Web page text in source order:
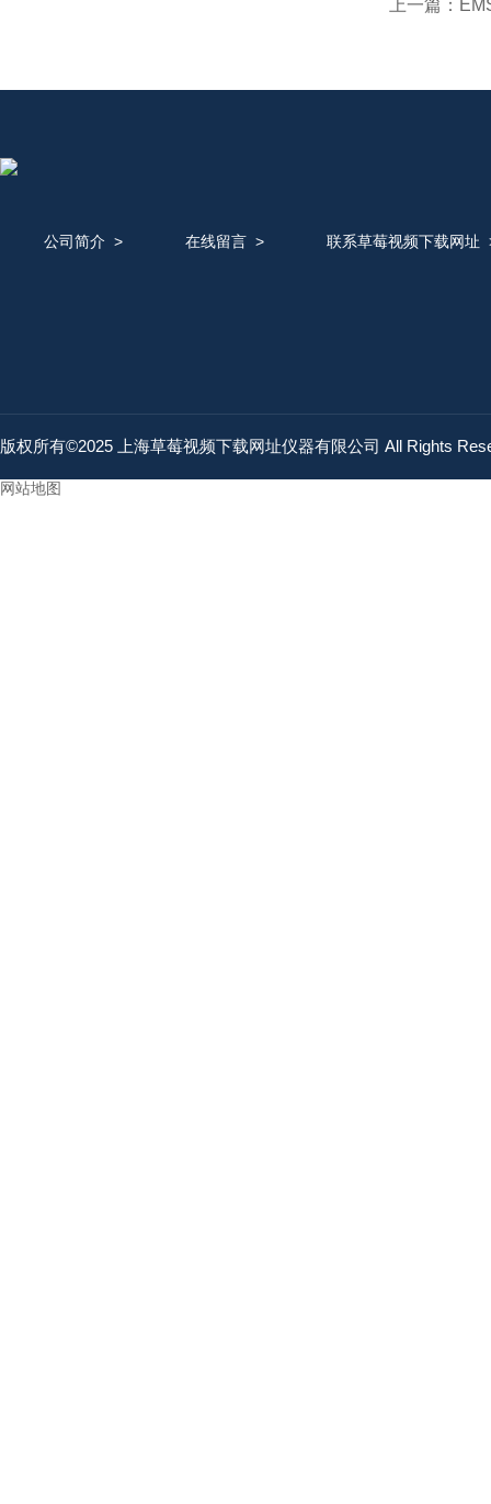
上一篇：
公司简介 > 在线留言> 联系草莓视频下载网址
版权所有©2025 上海草莓视频下载网址仪器有限公司 All Rights
网站地图